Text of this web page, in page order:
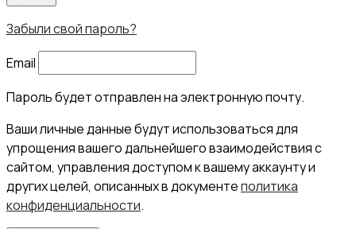
Забыли свой пароль?
Email
Пароль будет отправлен на электронную почту.
Ваши личные данные будут использоваться для
упрощения вашего дальнейшего взаимодействия с
сайтом, управления доступом к вашему аккаунту и
других целей, описанных в документеполитика
конфиденциальности.